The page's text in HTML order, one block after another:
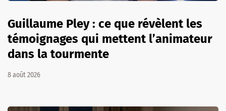
Guillaume Pley : ce que révèlent les
témoignages qui mettent l’animateur
dans la tourmente
8 août 2026